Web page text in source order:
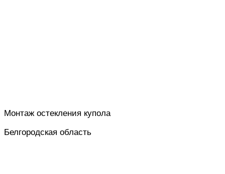
Монтаж остекления купола
Белгородская область